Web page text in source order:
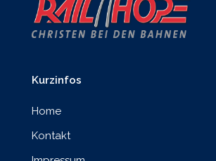
Kurzinfos
Home
Kontakt